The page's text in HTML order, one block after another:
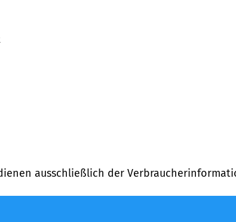
ausschließlich der